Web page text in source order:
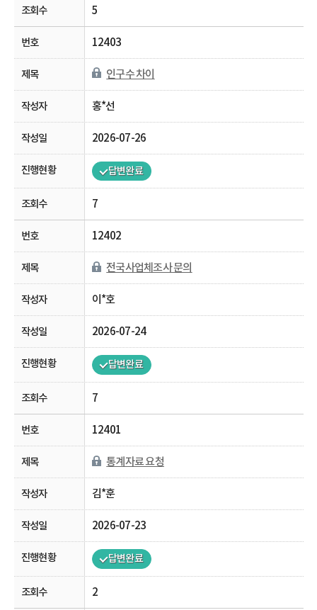
5
12403
인구수 차이
홍*선
2026-07-26
답변완료
7
12402
전국사업체조사 문의
이*호
2026-07-24
답변완료
7
12401
통계자료 요청
김*훈
2026-07-23
답변완료
2